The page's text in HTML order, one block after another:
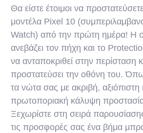
Θα είστε έτοιμοι να
μοντέλα Pixel 10
Watch) από την πρώτη ημέρα! Η
ανεβάζει τον πήχη και το
να ανταποκριθεί στην περίσταση
προστατεύσει την οθόνη του.
τα νώτα σας με ακριβή, αξιόπιστη
πρωτοποριακή κάλυψη
Ξεχωρίστε στη σειρά
τις προσφορές σας ένα βήμα